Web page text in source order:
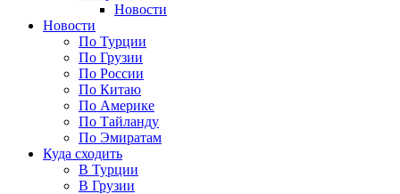
Новости
Новости
По Турции
По Грузии
По России
По Китаю
По Америке
По Тайланду
По Эмиратам
Куда сходить
В Турции
В Грузии